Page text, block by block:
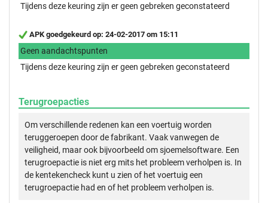
Tijdens deze keuring zijn er geen gebreken geconstateerd
APK goedgekeurd op: 24-02-2017 om 15:11
Geen aandachtspunten
Tijdens deze keuring zijn er geen gebreken geconstateerd
Terugroepacties
Om verschillende redenen kan een voertuig worden
teruggeroepen door de fabrikant. Vaak vanwegen de
veiligheid, maar ook bijvoorbeeld om sjoemelsoftware. Een
terugroepactie is niet erg mits het probleem verholpen is. In
de kentekencheck kunt u zien of het voertuig een
terugroepactie had en of het probleem verholpen is.